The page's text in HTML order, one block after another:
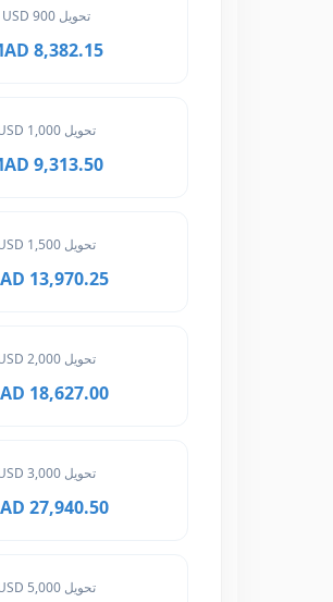
تحويل 900 USD
8,382.15 MAD
تحويل 1,000 USD
9,313.50 MAD
تحويل 1,500 USD
13,970.25 MAD
تحويل 2,000 USD
18,627.00 MAD
تحويل 3,000 USD
27,940.50 MAD
تحويل 5,000 USD